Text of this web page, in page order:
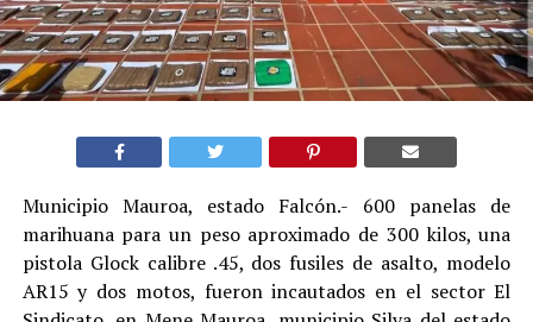
Municipio Mauroa, estado Falcón.- 600 panelas de
marihuana para un peso aproximado de 300 kilos, una
pistola Glock calibre .45, dos fusiles de asalto, modelo
AR15 y dos motos, fueron incautados en el sector El